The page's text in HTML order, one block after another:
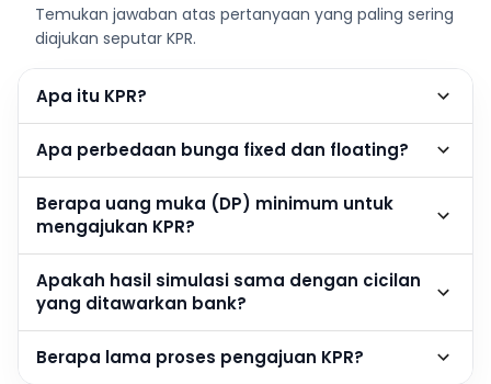
Temukan jawaban atas pertanyaan yang paling sering
diajukan seputar KPR.
Apa itu KPR?
Apa perbedaan bunga fixed dan floating?
Berapa uang muka (DP) minimum untuk
mengajukan KPR?
Apakah hasil simulasi sama dengan cicilan
yang ditawarkan bank?
Berapa lama proses pengajuan KPR?